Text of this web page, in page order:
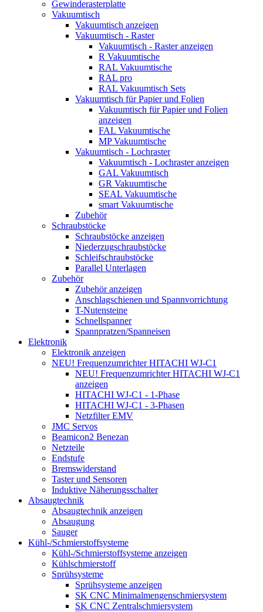
Gewinderasterplatte
Vakuumtisch
Vakuumtisch anzeigen
Vakuumtisch - Raster
Vakuumtisch - Raster anzeigen
R Vakuumtische
RAL Vakuumtische
RAL pro
RAL Vakuumtisch Sets
Vakuumtisch für Papier und Folien
Vakuumtisch für Papier und Folien
anzeigen
FAL Vakuumtische
MP Vakuumtische
Vakuumtisch - Lochraster
Vakuumtisch - Lochraster anzeigen
GAL Vakuumtisch
GR Vakuumtische
SEAL Vakuumtische
smart Vakuumtische
Zubehör
Schraubstöcke
Schraubstöcke anzeigen
Niederzugschraubstöcke
Schleifschraubstöcke
Parallel Unterlagen
Zubehör
Zubehör anzeigen
Anschlagschienen und Spannvorrichtung
T-Nutensteine
Schnellspanner
Spannpratzen/Spanneisen
Elektronik
Elektronik anzeigen
NEU! Frequenzumrichter HITACHI WJ-C1
NEU! Frequenzumrichter HITACHI WJ-C1
anzeigen
HITACHI WJ-C1 - 1-Phase
HITACHI WJ-C1 - 3-Phasen
Netzfilter EMV
JMC Servos
Beamicon2 Benezan
Netzteile
Endstufe
Bremswiderstand
Taster und Sensoren
Induktive Näherungsschalter
Absaugtechnik
Absaugtechnik anzeigen
Absaugung
Sauger
Kühl-/Schmierstoffsysteme
Kühl-/Schmierstoffsysteme anzeigen
Kühlschmierstoff
Sprühsysteme
Sprühsysteme anzeigen
SK CNC Minimalmengenschmiersystem
SK CNC Zentralschmiersystem